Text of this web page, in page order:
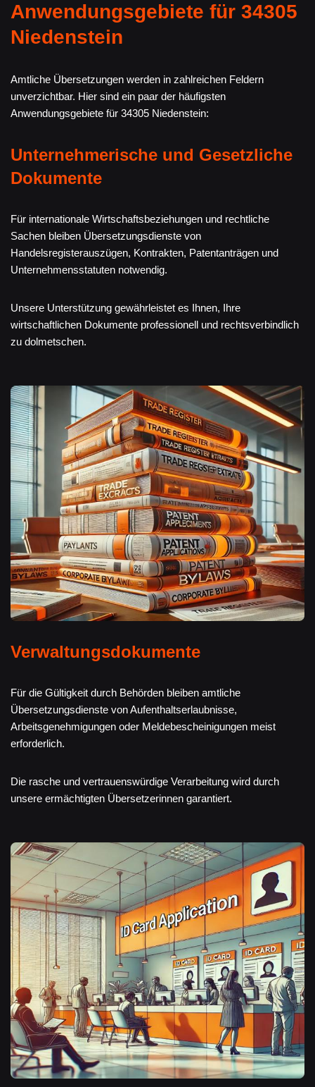
Anwendungsgebiete für 34305
Niedenstein
Amtliche Übersetzungen werden in zahlreichen Feldern
unverzichtbar. Hier sind ein paar der häufigsten
Anwendungsgebiete für 34305 Niedenstein:
Unternehmerische und Gesetzliche
Dokumente
Für internationale Wirtschaftsbeziehungen und rechtliche
Sachen bleiben Übersetzungsdienste von
Handelsregisterauszügen, Kontrakten, Patentanträgen und
Unternehmensstatuten notwendig.
Unsere Unterstützung gewährleistet es Ihnen, Ihre
wirtschaftlichen Dokumente professionell und rechtsverbindlich
zu dolmetschen.
Verwaltungsdokumente
Für die Gültigkeit durch Behörden bleiben amtliche
Übersetzungsdienste von Aufenthaltserlaubnisse,
Arbeitsgenehmigungen oder Meldebescheinigungen meist
erforderlich.
Die rasche und vertrauenswürdige Verarbeitung wird durch
unsere ermächtigten Übersetzerinnen garantiert.